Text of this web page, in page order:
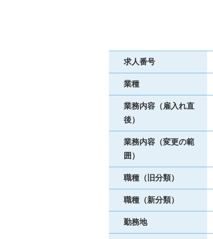
求人番号
業種
業務内容（雇入れ直
後）
業務内容（変更の範
囲）
職種（旧分類）
職種（新分類）
勤務地